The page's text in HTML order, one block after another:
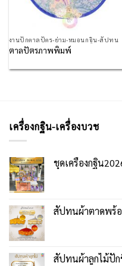
งานปักตาลปัตร-ย่าม-หมอนกฐิน-สัปทน
ตาลปัตรภาพพิมพ์
เครื่องกฐิน-เครื่องบวช
ชุดเครื่องกฐิน
สัปทนผ้าตาดพร้
สัปทนผ้าลูกไม้ปั